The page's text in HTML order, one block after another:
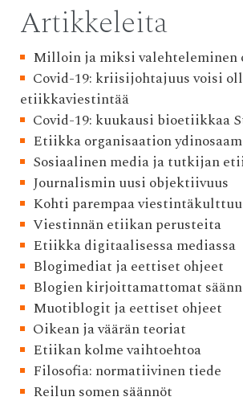
Artikkeleita
Milloin ja miksi valehteleminen
Covid-19: kriisijohtajuus voisi
etiikkaviestintää
Covid-19: kuukausi bioetiikkaa
Etiikka organisaation
Sosiaalinen media ja tutkijan
Journalismin uusi objektiivuus
Kohti parempaa
Viestinnän etiikan perusteita
Etiikka digitaalisessa mediassa
Blogimediat ja eettiset ohjeet
Blogien kirjoittamattomat
Muotiblogit ja eettiset ohjeet
Oikean ja väärän teoriat
Etiikan kolme vaihtoehtoa
Filosofia: normatiivinen tiede
Reilun somen säännöt